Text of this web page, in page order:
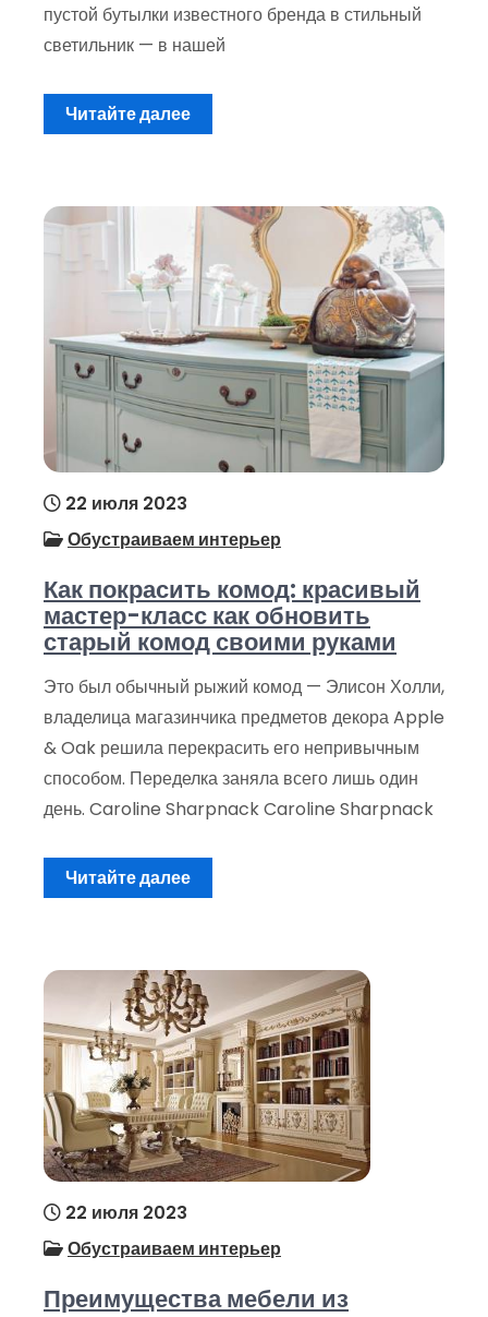
пустой бутылки известного бренда в стильный
светильник — в нашей
Читайте далее
22 июля 2023
Обустраиваем интерьер
Как покрасить комод: красивый
мастер-класс как обновить
старый комод своими руками
Это был обычный рыжий комод — Элисон Холли,
владелица магазинчика предметов декора Apple
& Oak решила перекрасить его непривычным
способом. Переделка заняла всего лишь один
день. Caroline Sharpnack Caroline Sharpnack
Читайте далее
22 июля 2023
Обустраиваем интерьер
Преимущества мебели из